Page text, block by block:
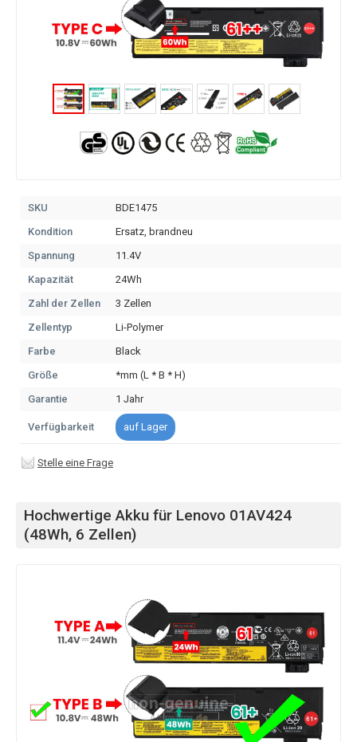
SKU
BDE1475
Kondition
Ersatz, brandneu
Spannung
11.4V
Kapazität
24Wh
Zahl der Zellen
3 Zellen
Zellentyp
Li-Polymer
Farbe
Black
Größe
*mm (L * B * H)
Garantie
1 Jahr
Verfügbarkeit auf Lager
Stelle eine Frage
Hochwertige Akku für Lenovo 01AV424
(48Wh, 6 Zellen)